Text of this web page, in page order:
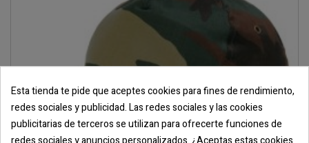
Esta tienda te pide que aceptes cookies para fines de rendimiento,
redes sociales y publicidad. Las redes sociales y las cookies
publicitarias de terceros se utilizan para ofrecerte funciones de